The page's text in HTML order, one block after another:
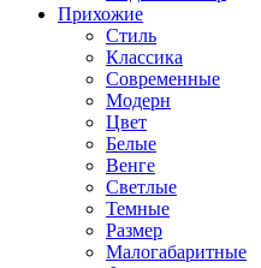
Прихожие
Стиль
Классика
Современные
Модерн
Цвет
Белые
Венге
Светлые
Темные
Размер
Малогабаритные